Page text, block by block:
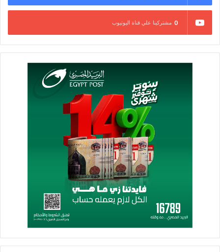
0 مشتركينا علي قناة اليوتيوب